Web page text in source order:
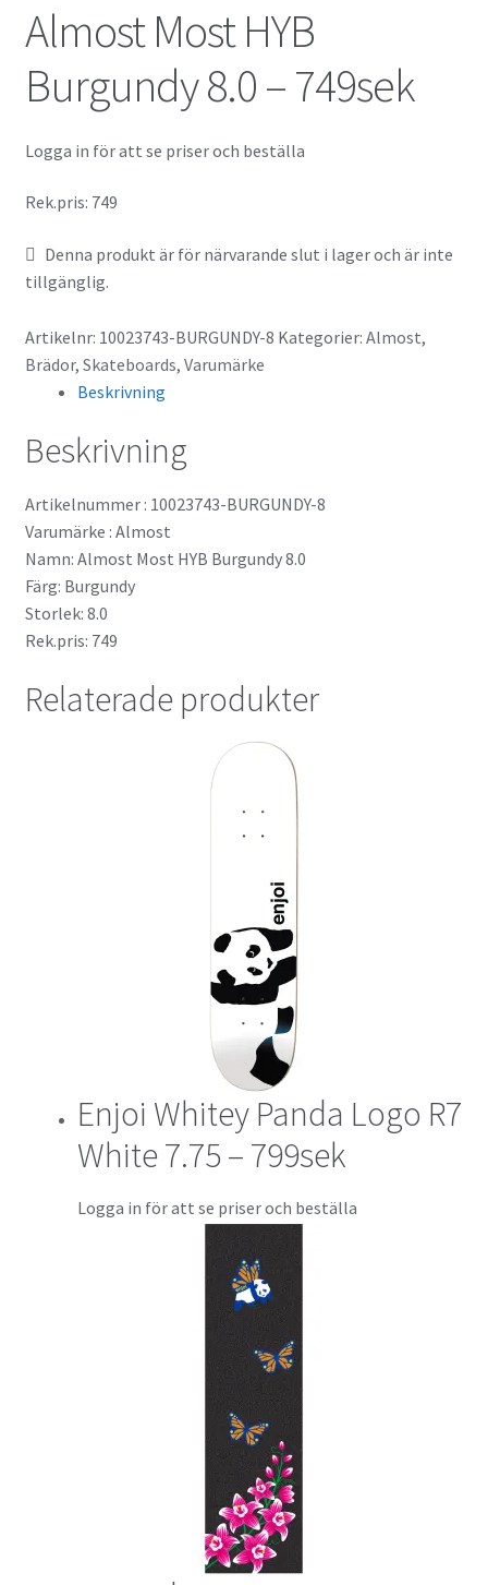
Almost Most HYB
Burgundy 8.0 – 749sek
Logga in för att se priser och beställa
Rek.pris: 749
Denna produkt är för närvarande slut i lager och är inte
tillgänglig.
Artikelnr: 10023743-BURGUNDY-8 Kategorier: Almost,
Brädor, Skateboards, Varumärke
Beskrivning
Beskrivning
Artikelnummer : 10023743-BURGUNDY-8
Varumärke : Almost
Namn: Almost Most HYB Burgundy 8.0
Färg: Burgundy
Storlek: 8.0
Rek.pris: 749
Relaterade produkter
Enjoi Whitey Panda Logo R7
White 7.75 – 799sek
Logga in för att se priser och beställa